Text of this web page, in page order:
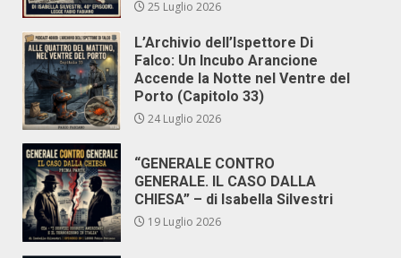
25 Luglio 2026
L’Archivio dell’Ispettore Di
Falco: Un Incubo Arancione
Accende la Notte nel Ventre del
Porto (Capitolo 33)
24 Luglio 2026
“GENERALE CONTRO
GENERALE. IL CASO DALLA
CHIESA” – di Isabella Silvestri
19 Luglio 2026